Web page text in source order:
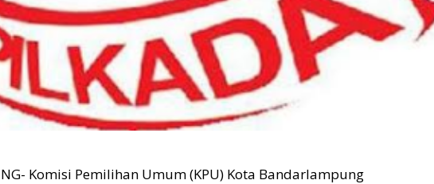
Komisi Pemilihan Umum (KPU) Kota Bandarlampung